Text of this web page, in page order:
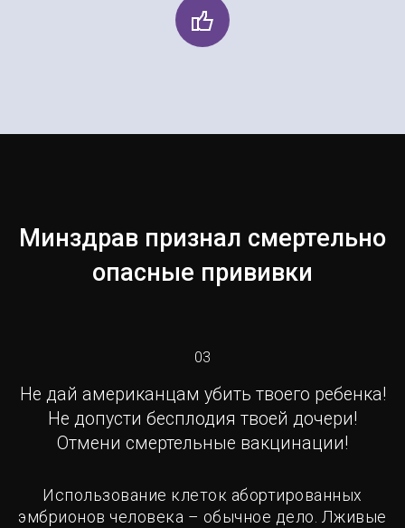
Минздрав признал смертельно
опасные прививки
03
Не дай американцам убить твоего ребенка!
Не допусти бесплодия твоей дочери!
Отмени смертельные вакцинации!
Использование клеток абортированных
эмбрионов человека – обычное дело. Лживые